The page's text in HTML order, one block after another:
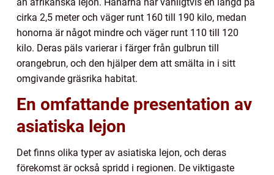
cirka 2,5 meter och väger runt 160 till 190 kilo, medan
honorna är något mindre och väger runt 110 till 120
kilo. Deras päls varierar i färger från gulbrun till
orangebrun, och den hjälper dem att smälta in i sitt
omgivande gräsrika habitat.
En omfattande presentation av
asiatiska lejon
Det finns olika typer av asiatiska lejon, och deras
förekomst är också spridd i regionen. De viktigaste